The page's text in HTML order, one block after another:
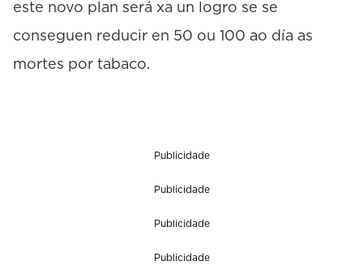
este novo plan será xa un logro se se
conseguen reducir en 50 ou 100 ao día as
mortes por tabaco.
Publicidade
Publicidade
Publicidade
Publicidade